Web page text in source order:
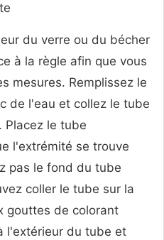
du verre ou du bécher
à la règle afin que vous
mesures. Remplissez le
de l'eau et collez le tube
Placez le tube
l'extrémité se trouve
pas le fond du tube
coller le tube sur la
gouttes de colorant
l'extérieur du tube et